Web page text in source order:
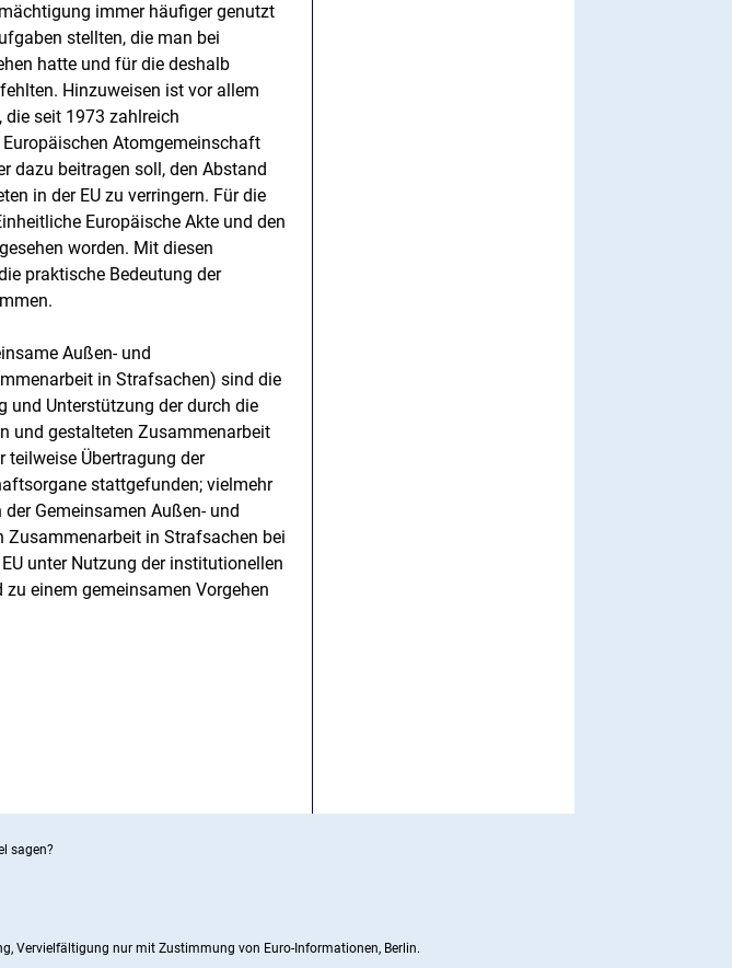
immer häufiger genutzt
stellten, die man bei
hatte und für die deshalb
Hinzuweisen ist vor allem
die seit 1973 zahlreich
Atomgemeinschaft
dazu beitragen soll, den Abstand
in der EU zu verringern. Für die
Europäische Akte und den
worden. Mit diesen
praktische Bedeutung der
Außen- und
in Strafsachen) sind die
und Unterstützung der durch die
und gestalteten Zusammenarbeit
teilweise Übertragung der
stattgefunden; vielmehr
Gemeinsamen Außen- und
in Strafsachen bei
unter Nutzung der institutionellen
einem gemeinsamen Vorgehen
sagen?
Vervielfältigung nur mit Zustimmung von Euro-Informationen, Berlin.